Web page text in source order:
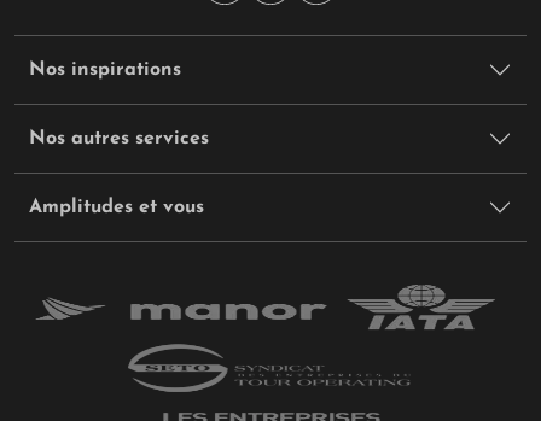
Nos inspirations
Nos autres services
Amplitudes et vous